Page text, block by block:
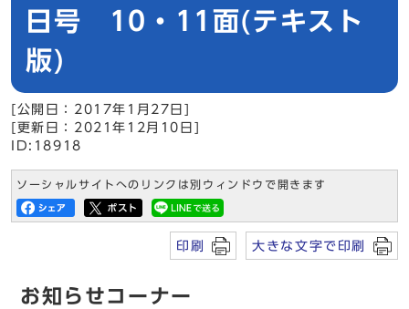
日号 10・11面(テキスト
版)
[公開日：2017年1月27日]
[更新日：2021年12月10日]
ID:18918
ソーシャルサイトへのリンクは別ウィンドウで開きます
印刷 大きな文字で印刷
お知らせコーナー